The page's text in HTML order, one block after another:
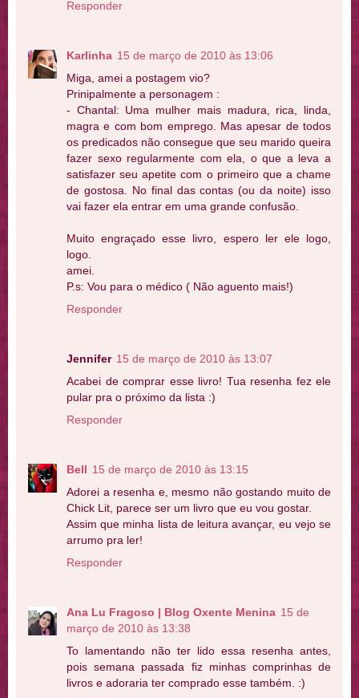
Responder
Karlinha 15 de março de 2010 às 13:06
Miga, amei a postagem vio?
Prinipalmente a personagem :
- Chantal: Uma mulher mais madura, rica, linda,
magra e com bom emprego. Mas apesar de todos
os predicados não consegue que seu marido queira
fazer sexo regularmente com ela, o que a leva a
satisfazer seu apetite com o primeiro que a chame
de gostosa. No final das contas (ou da noite) isso
vai fazer ela entrar em uma grande confusão.
Muito engraçado esse livro, espero ler ele logo,
logo.
amei.
P.s: Vou para o médico ( Não aguento mais!)
Responder
Jennifer 15 de março de 2010 às 13:07
Acabei de comprar esse livro! Tua resenha fez ele
pular pra o próximo da lista :)
Responder
Bell 15 de março de 2010 às 13:15
Adorei a resenha e, mesmo não gostando muito de
Chick Lit, parece ser um livro que eu vou gostar.
Assim que minha lista de leitura avançar, eu vejo se
arrumo pra ler!
Responder
Ana Lu Fragoso | Blog Oxente Menina 15 de
março de 2010 às 13:38
To lamentando não ter lido essa resenha antes,
pois semana passada fiz minhas comprinhas de
livros e adoraria ter comprado esse também. :)